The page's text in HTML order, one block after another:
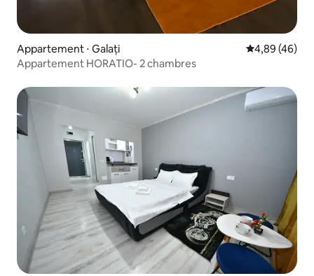
Appartement ⋅ Galați Évaluation
4,89 (46)
Appartement HORATIO- 2 chambres